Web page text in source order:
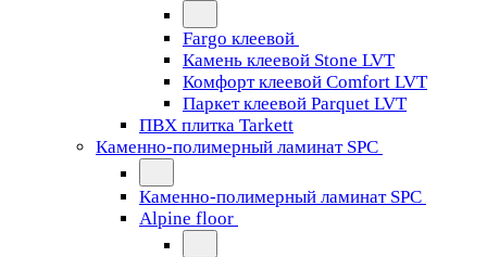
Fargo клеевой
Камень клеевой Stone LVT
Комфорт клеевой Comfort LVT
Паркет клеевой Parquet LVT
ПВХ плитка Tarkett
Каменно-полимерный ламинат SPC
Каменно-полимерный ламинат SPC
Alpine floor